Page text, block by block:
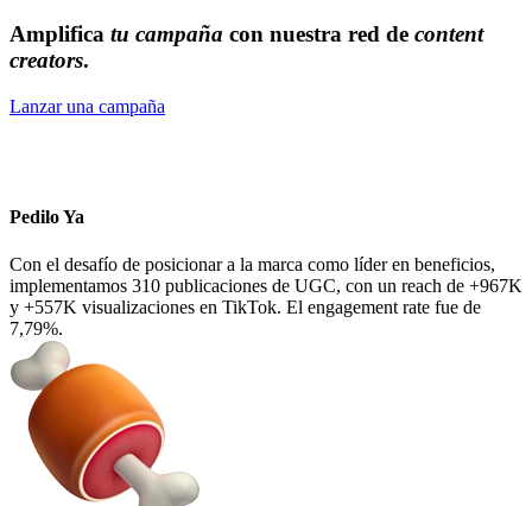
Amplifica tu campaña con nuestra red de content
creators.
Lanzar una campaña
Pedilo Ya
Con el desafío de posicionar a la marca como líder en beneficios,
implementamos 310 publicaciones de UGC, con un reach de +967K
y +557K visualizaciones en TikTok. El engagement rate fue de
7,79%.